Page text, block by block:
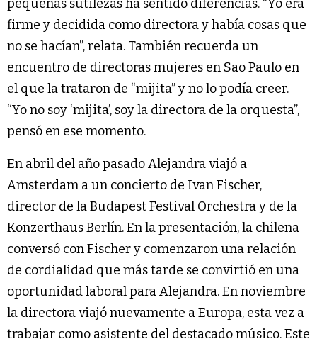
pequeñas sutilezas ha sentido diferencias. “Yo era
firme y decidida como directora y había cosas que
no se hacían”, relata. También recuerda un
encuentro de directoras mujeres en Sao Paulo en
el que la trataron de “mijita” y no lo podía creer.
“Yo no soy ‘mijita’, soy la directora de la orquesta”,
pensó en ese momento.
En abril del año pasado Alejandra viajó a
Amsterdam a un concierto de Ivan Fischer,
director de la Budapest Festival Orchestra y de la
Konzerthaus Berlín. En la presentación, la chilena
conversó con Fischer y comenzaron una relación
de cordialidad que más tarde se convirtió en una
oportunidad laboral para Alejandra. En noviembre
la directora viajó nuevamente a Europa, esta vez a
trabajar como asistente del destacado músico. Este